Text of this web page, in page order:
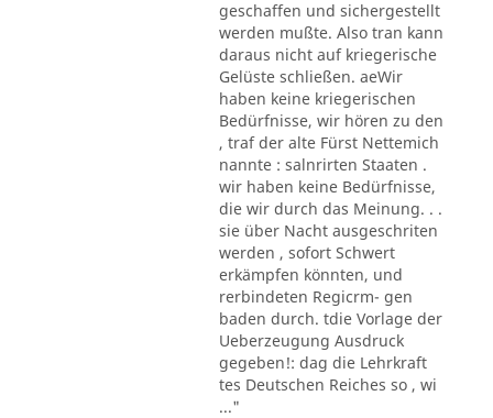
geschaffen und sichergestellt
werden mußte. Also tran kann
daraus nicht auf kriegerische
Gelüste schließen. aeWir
haben keine kriegerischen
Bedürfnisse, wir hören zu den
, traf der alte Fürst Nettemich
nannte : salnrirten Staaten .
wir haben keine Bedürfnisse,
die wir durch das Meinung. . .
sie über Nacht ausgeschriten
werden , sofort Schwert
erkämpfen könnten, und
rerbindeten Regicrm- gen
baden durch. tdie Vorlage der
Ueberzeugung Ausdruck
gegeben!: dag die Lehrkraft
tes Deutschen Reiches so , wi
..."